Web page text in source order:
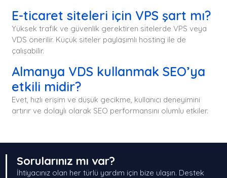
E-ticaret siteleri için VPS şart mı?
Yüksek trafik ve güvenlik gerektiren sitelerde VPS veya
VDS önerilir. Küçük siteler paylaşımlı hosting ile de
çalışabilir.
Almanya VDS kullanmak SEO’ya
etkili midir?
Evet, hızlı erişim ve düşük gecikme, kullanıcı deneyimini
artırır ve dolaylı olarak SEO performansını olumlu etkiler.
Sorularınız mı var?
İhtiyacınız olan her türlü yardım için bize ulaşın. Destek